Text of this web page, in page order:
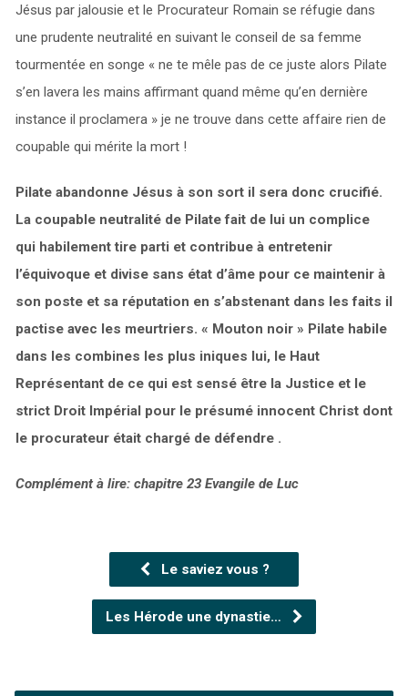
Jésus par jalousie et le Procurateur Romain se réfugie dans
une prudente neutralité en suivant le conseil de sa femme
tourmentée en songe « ne te mêle pas de ce juste alors Pilate
s’en lavera les mains affirmant quand même qu’en dernière
instance il proclamera » je ne trouve dans cette affaire rien de
coupable qui mérite la mort !
Pilate abandonne Jésus à son sort il sera donc crucifié.
La coupable neutralité de Pilate fait de lui un complice
qui habilement tire parti et contribue à entretenir
l’équivoque et divise sans état d’âme pour ce maintenir à
son poste et sa réputation en s’abstenant dans les faits il
pactise avec les meurtriers. « Mouton noir » Pilate habile
dans les combines les plus iniques lui, le Haut
Représentant de ce qui est sensé être la Justice et le
strict Droit Impérial pour le présumé innocent Christ dont
le procurateur était chargé de défendre .
Complément à lire: chapitre 23 Evangile de Luc
Le saviez vous ?
Les Hérode une dynastie…